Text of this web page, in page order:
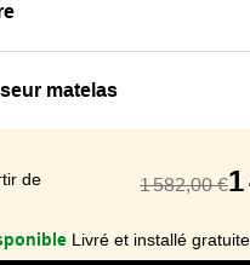
matelas
de 1 582,00 €
Livré et installé